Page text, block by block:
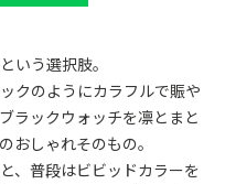
いう選択肢。
クのようにカラフルで賑や
ラックウォッチを凛とまと
おしゃれそのもの。
、普段はビビッドカラーを